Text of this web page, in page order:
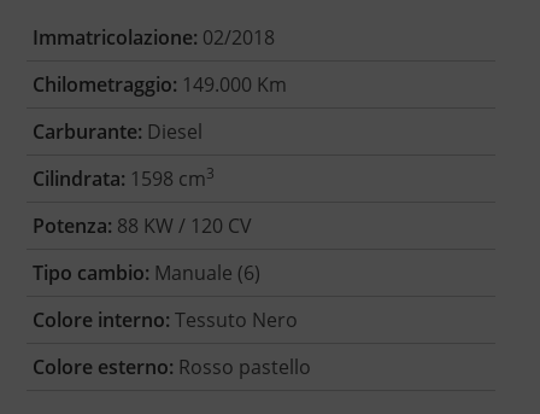
Immatricolazione: 02/2018
Chilometraggio: 149.000 Km
Carburante: Diesel
Cilindrata: 1598 cm3
Potenza: 88 KW / 120 CV
Tipo cambio: Manuale (6)
Colore interno: Tessuto Nero
Colore esterno: Rosso pastello